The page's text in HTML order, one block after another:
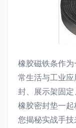
橡胶磁铁条作
常生活与工业
封、展示架固
橡胶密封垫一
您揭秘实战手